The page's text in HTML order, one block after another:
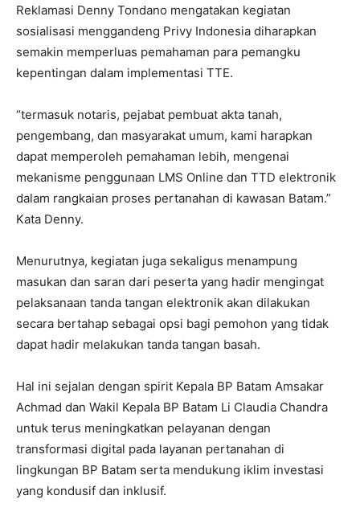
Reklamasi Denny Tondano mengatakan kegiatan
sosialisasi menggandeng Privy Indonesia diharapkan
semakin memperluas pemahaman para pemangku
kepentingan dalam implementasi TTE.
“termasuk notaris, pejabat pembuat akta tanah,
pengembang, dan masyarakat umum, kami harapkan
dapat memperoleh pemahaman lebih, mengenai
mekanisme penggunaan LMS Online dan TTD elektronik
dalam rangkaian proses pertanahan di kawasan Batam.”
Kata Denny.
Menurutnya, kegiatan juga sekaligus menampung
masukan dan saran dari peserta yang hadir mengingat
pelaksanaan tanda tangan elektronik akan dilakukan
secara bertahap sebagai opsi bagi pemohon yang tidak
dapat hadir melakukan tanda tangan basah.
Hal ini sejalan dengan spirit Kepala BP Batam Amsakar
Achmad dan Wakil Kepala BP Batam Li Claudia Chandra
untuk terus meningkatkan pelayanan dengan
transformasi digital pada layanan pertanahan di
lingkungan BP Batam serta mendukung iklim investasi
yang kondusif dan inklusif.